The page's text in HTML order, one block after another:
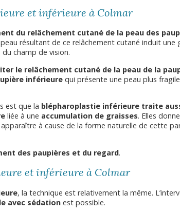
et inférieure à Colmar
du relâchement cutané de la peau des
peau résultant de ce relâchement cutané induit
champ de vision.
le relâchement cutané de la peau de la
inférieure qui présente une peau plus
est que la blépharoplastie inférieure traite
liée à une accumulation de graisses. Elles
à cause de la forme naturelle de cette
des paupières et du regard.
et inférieure à Colmar
, la technique est relativement la même.
avec sédation est possible.